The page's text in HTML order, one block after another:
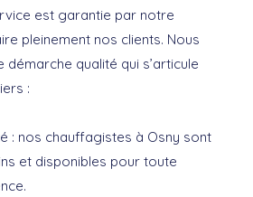
est garantie par notre
pleinement nos clients. Nous
qualité qui s’articule
:
: nos chauffagistes à Osny sont
et disponibles pour toute